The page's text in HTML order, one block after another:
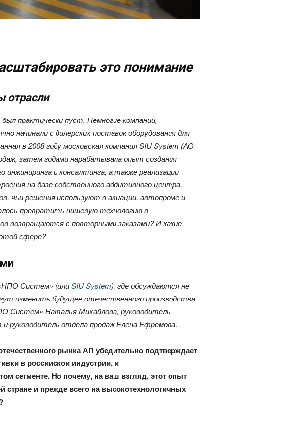
это понимание
отрасли
практически пуст. Немногие компании,
начинали с дилерских поставок оборудования для
в 2008 году московская компания SIU System (АО
затем годами нарабатывала опыт создания
и консалтинга, а также реализации
на базе собственного аддитивного центра.
чьи решения используют в авиации, автопроме и
превратить нишевую технологию в
возвращаются с повторными заказами? И какие
сфере?
Систем» (илиSIUSystem), где обсуждаются не
изменить будущее отечественного производства.
Систем» Наталья Михайлова, руководитель
руководитель отдела продаж Елена Ефремова.
рынка АП убедительно подтверждает
в российской индустрии, и
сегменте. Но почему, на ваш взгляд, этот опыт
стране и прежде всего на высокотехнологичных